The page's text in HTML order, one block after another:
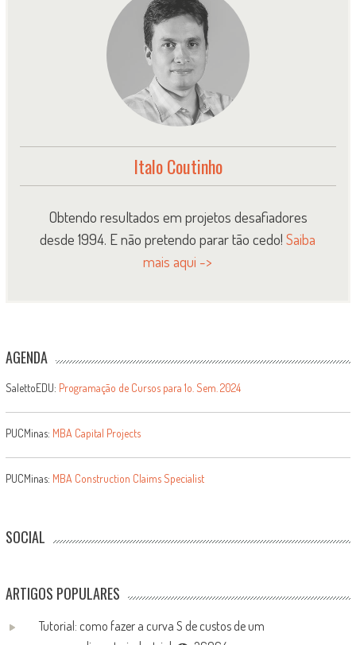
Italo Coutinho
Obtendo resultados em projetos desafiadores
desde 1994. E não pretendo parar tão cedo!Saiba
mais aqui ->
AGENDA
SalettoEDU: Programação de Cursos para 1o. Sem. 2024
PUCMinas: MBA Capital Projects
PUCMinas: MBA Construction Claims Specialist
SOCIAL
ARTIGOS POPULARES
Tutorial: como fazer a curva S de custos de um